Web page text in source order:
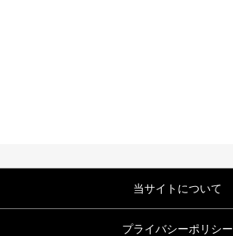
当サイトについて
プライバシーポリシー